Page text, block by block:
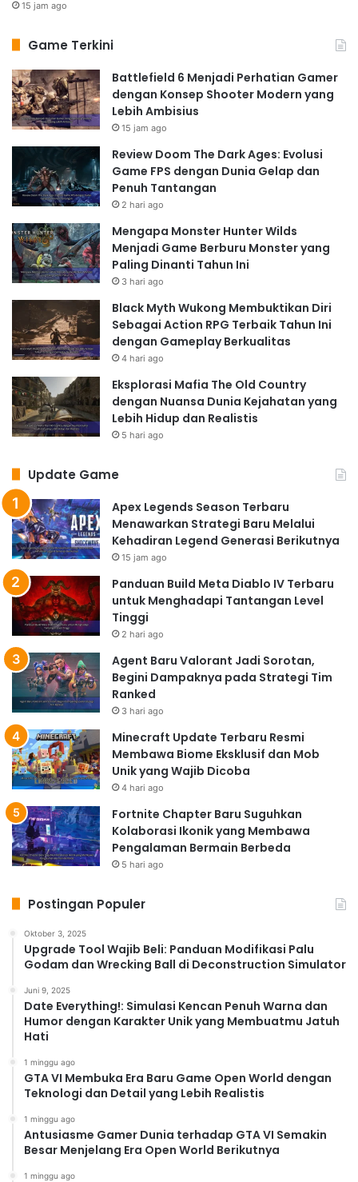
15 jam ago
Game Terkini
Battlefield 6 Menjadi Perhatian Gamer
dengan Konsep Shooter Modern yang
Lebih Ambisius
15 jam ago
Review Doom The Dark Ages: Evolusi
Game FPS dengan Dunia Gelap dan
Penuh Tantangan
2 hari ago
Mengapa Monster Hunter Wilds
Menjadi Game Berburu Monster yang
Paling Dinanti Tahun Ini
3 hari ago
Black Myth Wukong Membuktikan Diri
Sebagai Action RPG Terbaik Tahun Ini
dengan Gameplay Berkualitas
4 hari ago
Eksplorasi Mafia The Old Country
dengan Nuansa Dunia Kejahatan yang
Lebih Hidup dan Realistis
5 hari ago
Update Game
Apex Legends Season Terbaru
Menawarkan Strategi Baru Melalui
Kehadiran Legend Generasi Berikutnya
15 jam ago
Panduan Build Meta Diablo IV Terbaru
untuk Menghadapi Tantangan Level
Tinggi
2 hari ago
Agent Baru Valorant Jadi Sorotan,
Begini Dampaknya pada Strategi Tim
Ranked
3 hari ago
Minecraft Update Terbaru Resmi
Membawa Biome Eksklusif dan Mob
Unik yang Wajib Dicoba
4 hari ago
Fortnite Chapter Baru Suguhkan
Kolaborasi Ikonik yang Membawa
Pengalaman Bermain Berbeda
5 hari ago
Postingan Populer
Oktober 3, 2025
Upgrade Tool Wajib Beli: Panduan Modifikasi Palu
Godam dan Wrecking Ball di Deconstruction Simulator
Juni 9, 2025
Date Everything!: Simulasi Kencan Penuh Warna dan
Humor dengan Karakter Unik yang Membuatmu Jatuh
Hati
1 minggu ago
GTA VI Membuka Era Baru Game Open World dengan
Teknologi dan Detail yang Lebih Realistis
1 minggu ago
Antusiasme Gamer Dunia terhadap GTA VI Semakin
Besar Menjelang Era Open World Berikutnya
1 minggu ago